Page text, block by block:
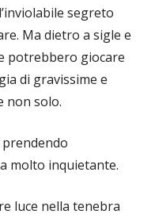
segreto
Ma dietro a sigle e
potrebbero giocare
di gravissime e
non solo.
molto inquietante.
luce nella tenebra